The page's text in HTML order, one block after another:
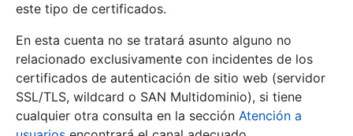
este tipo de certificados.
En esta cuenta no se tratará asunto alguno no
relacionado exclusivamente con incidentes de los
certificados de autenticación de sitio web (servidor
SSL/TLS, wildcard o SAN Multidominio), si tiene
cualquier otra consulta en la sección Atención a